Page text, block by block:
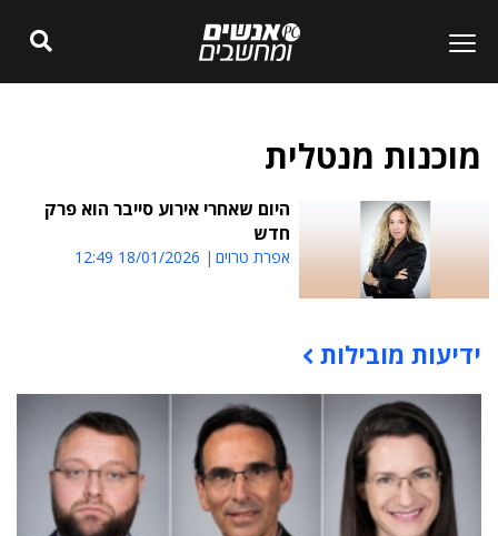
מוכנות מנטלית
היום שאחרי אירוע סייבר הוא פרק
חדש
אפרת טרוים 18/01/2026 12:49
תוכן פרסומי
ידיעות מובילות